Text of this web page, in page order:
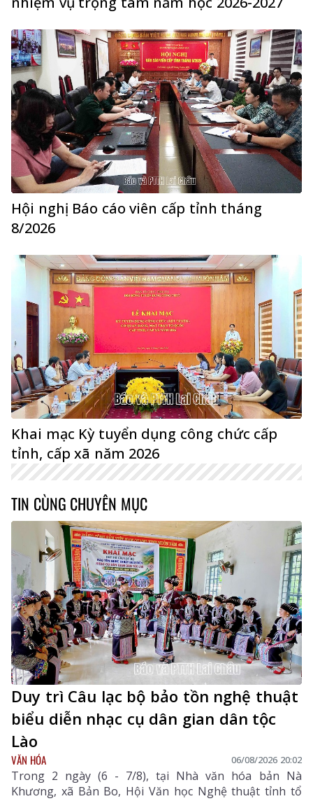
Hội nghị Báo cáo viên cấp tỉnh tháng
8/2026
Khai mạc Kỳ tuyển dụng công chức cấp
tỉnh, cấp xã năm 2026
TIN CÙNG CHUYÊN MỤC
Duy trì Câu lạc bộ bảo tồn nghệ thuật
biểu diễn nhạc cụ dân gian dân tộc
Lào
VĂN HÓA 06/08/2026 20:02
Trong 2 ngày (6 - 7/8), tại Nhà văn hóa bản Nà
Khương, xã Bản Bo, Hội Văn học Nghệ thuật tỉnh tổ